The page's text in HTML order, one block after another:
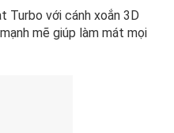
Turbo với cánh xoắn 3D
mẽ giúp làm mát mọi